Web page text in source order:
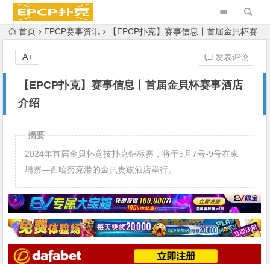
首页 EPCP赛事资讯 【EPCP扑克】赛事信息丨首届金貝杯赛事酒店介绍
【EPCP扑克】赛事信息丨首届金貝杯赛事酒店
介绍
发表评论
A+
摘要
2024年首届金貝杯竞技扑克锦标赛，将于5月7号-9号在柬
埔寨—西哈努克港的金貝贵族酒店举行。